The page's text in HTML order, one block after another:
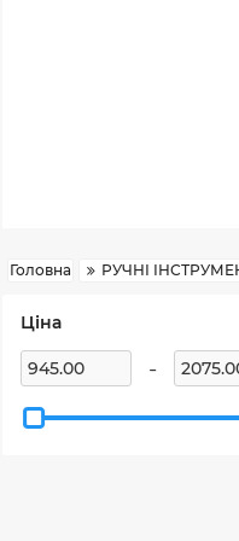
Головна РУЧНІ
Ціна
-